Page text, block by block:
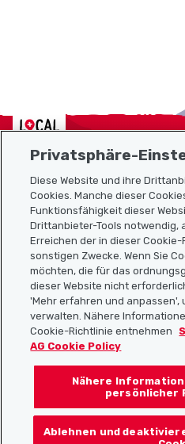
Localcities
Sitemap
Nützliche Links
Localcities App
Folgt uns auf:
Privatsphäre-
Diese Website und ihre
Cookies. Manche dieser
Funktionsfähigkeit dieser
Drittanbieter-Tools notwendig,
Erreichen der in dieser
sonstigen Zwecke. Wenn Sie
möchten, die für das
dieser Website nicht
'Mehr erfahren und anpassen',
verwalten. Nähere
Cookie-Richtlinie entnehmen
AG Cookie Policy
Nähere
persönlicher
Ablehnen und